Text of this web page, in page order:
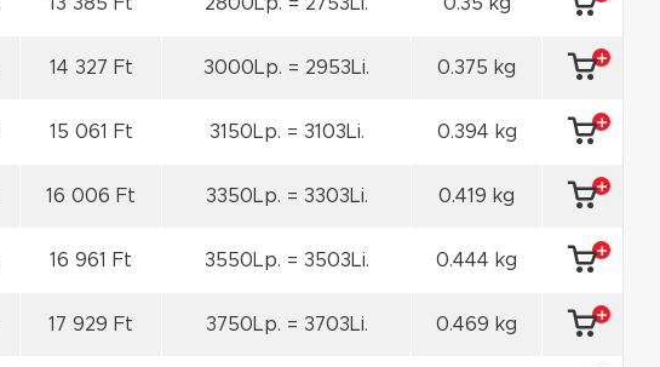
14 327 Ft 3000Lp. = 2953Li. 0.375 kg
15 061 Ft 3150Lp. = 3103Li. 0.394 kg
16 006 Ft 3350Lp. = 3303Li. 0.419 kg
16 961 Ft 3550Lp. = 3503Li. 0.444 kg
17 929 Ft 3750Lp. = 3703Li. 0.469 kg